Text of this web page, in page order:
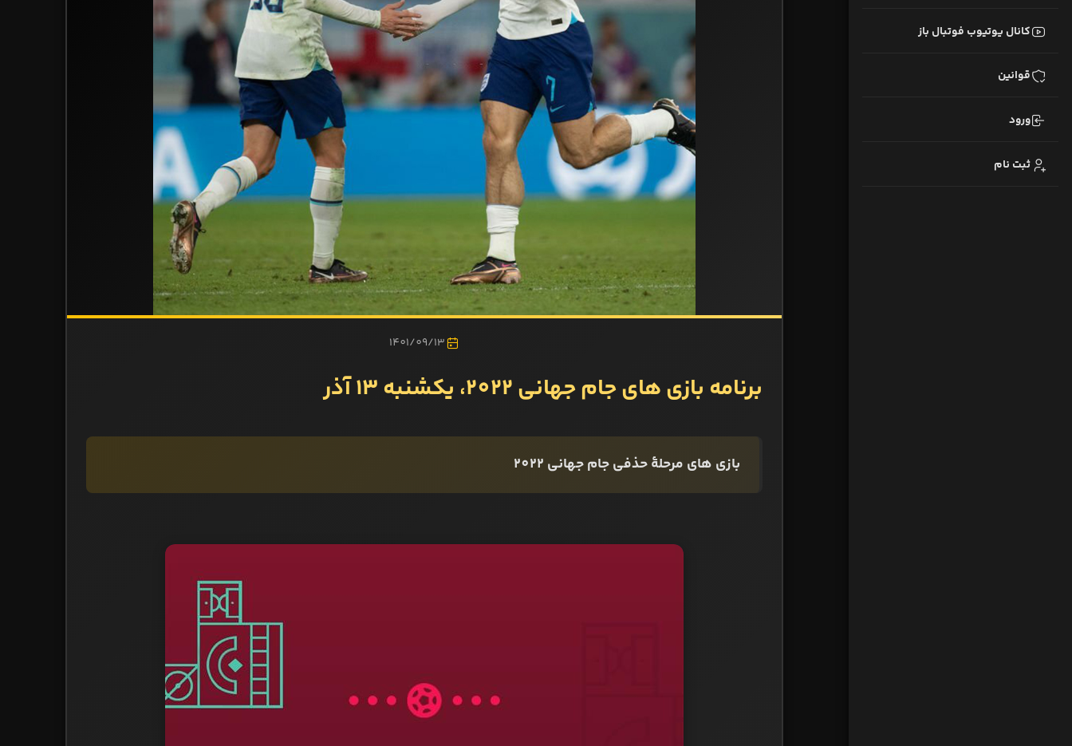
کانال یوتیوب فوتبال باز
قوانین
ورود
ثبت نام
1401/09/13
برنامه بازی‌ های جام جهانی 2022، یکشنبه 13 آذر
بازی‌ های مرحلۀ حذفی جام جهانی 2022